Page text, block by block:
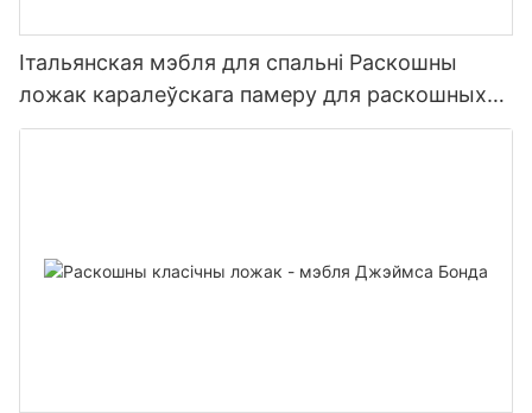
Італьянская мэбля для спальні Раскошны
ложак каралеўскага памеру для раскошных
віл